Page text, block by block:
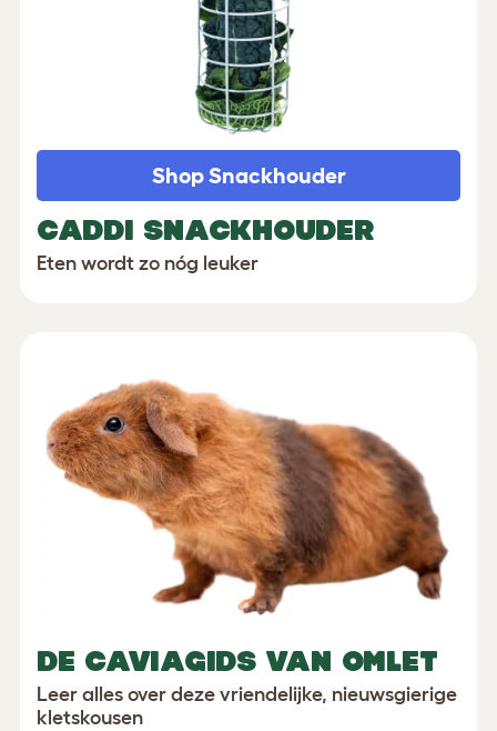
CADDI SNACKHOUDER
Eten wordt zo nóg leuker
Shop Snackhouder
DE CAVIAGIDS VAN OMLET
Leer alles over deze vriendelijke, nieuwsgierige
kletskousen